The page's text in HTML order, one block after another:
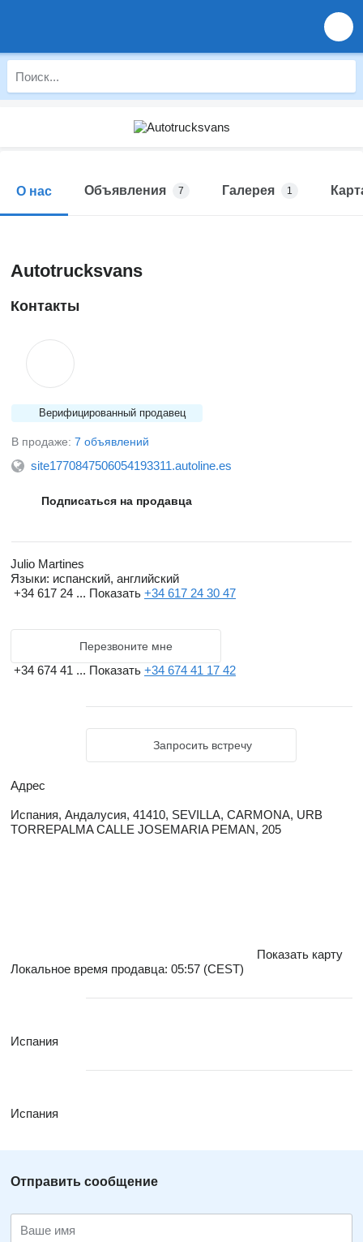
О нас Объявления 7 Галерея 1
Autotrucksvans
Контакты
Верифицированный продавец
В продаже: 7 объявлений
site1770847506054193311.autoline.es
Подписаться на продавца
Julio Martines
Языки: испанский, английский
+34 617 24 ... Показать +34 617 24 30 47
Перезвоните мне
+34 674 41 ... Показать +34 674 41 17 42
Запросить встречу
Адрес
Испания, Андалусия, 41410, SEVILLA, CARMONA, URB
TORREPALMA CALLE JOSEMARIA PEMAN, 205
Показать карту
Локальное время продавца: 05:57 (CEST)
Испания
Испания
Отправить сообщение